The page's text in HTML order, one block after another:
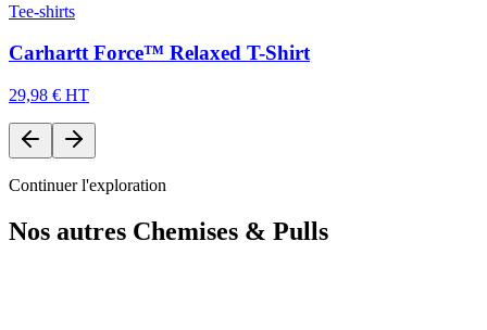
Tee-shirts
Carhartt Force™ Relaxed T-Shirt
29,98 € HT
Continuer l'exploration
Nos autres Chemises & Pulls